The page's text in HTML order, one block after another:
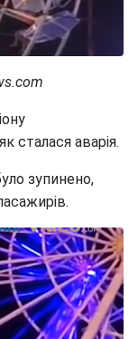
сталася аварія.
зупинено,